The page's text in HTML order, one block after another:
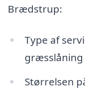
Brædstrup:
Type af
Størrelsen